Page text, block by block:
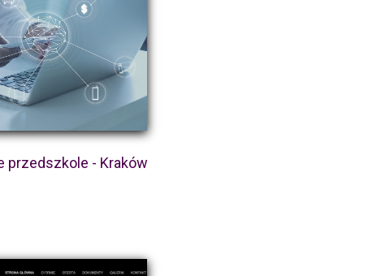
przedszkole - Kraków